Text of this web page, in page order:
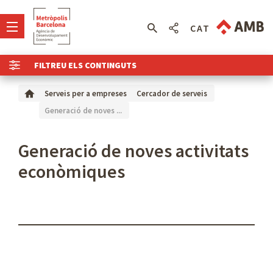
FILTREU ELS CONTINGUTS
CAT
Serveis per a empreses
Cercador de serveis
Generació de noves ...
Generació de noves activitats
econòmiques